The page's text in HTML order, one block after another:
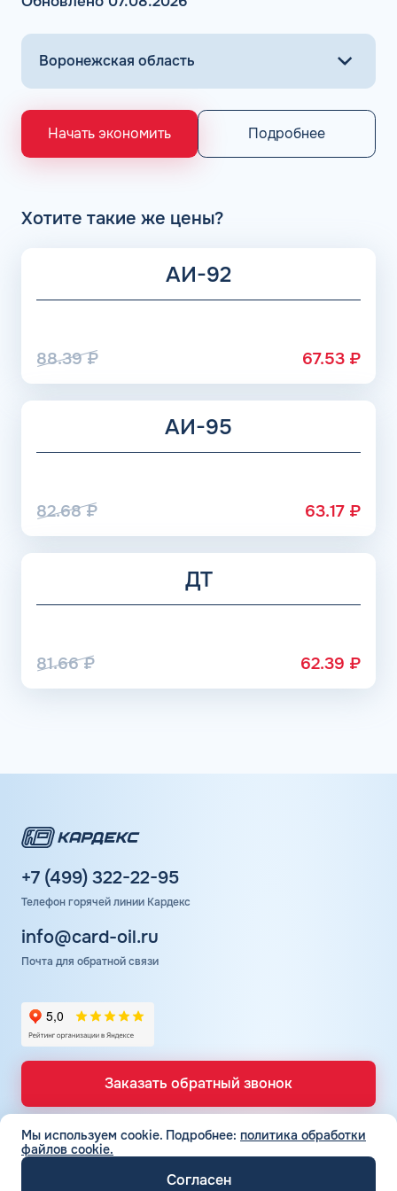
горючего на проверенных АЗС осуществляется всего в
Основными поставщиками для АЗС Flash являются
выпускающие лучшее топливо в стране экологического
класса Евро 5: ООО «Газпром добыча Астрахань» ПАО
«Газпром», Рязанский НПЗ, Саратовский НПЗ, Уфимский
НПЗ группы Роснефть. АЗС Flash и АГЗС компании
Начать экономить Подробнее
Хотите такие же цены?
АИ-92
88.39₽ 67.53 ₽
АИ-95
82.68₽ 63.17 ₽
ДТ
81.66₽ 62.39 ₽
+7 (499) 322-22-95
Телефон горячей линии Кардекс
info@card-oil.ru
Почта для обратной связи
Заказать обратный звонок
ТОПЛИВНЫЕ КАРТЫ
Мы используем cookie. Подробнее: политика обработки
файлов cookie.
Согласен